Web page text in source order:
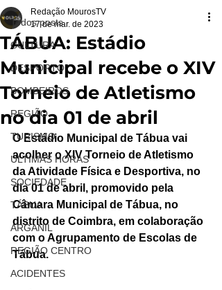
Todos posts
CULTURA
DESPORTO
BOMBEIROS
REGIÃO
TURISMO
ÚLTIMAS HORAS
SOCIEDADE
TÁBUA
ARGANIL
REGIÃO CENTRO
ACIDENTES
TÁBUA: Estádio
Municipal recebe o XIV
Torneio de Atletismo
no dia 01 de abril
Redação MourosTV
17 de mar. de 2023
O Estádio Municipal de Tábua vai
acolher o XIV Torneio de Atletismo
da Atividade Física e Desportiva, no
dia 01 de abril, promovido pela
Câmara Municipal de Tábua, no
distrito de Coimbra, em colaboração
com o Agrupamento de Escolas de
Tábua.